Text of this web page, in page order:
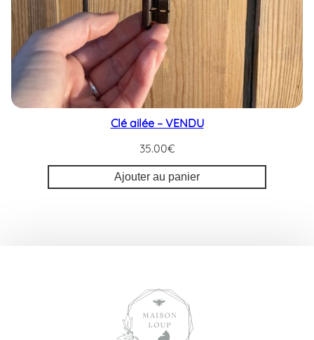
Clé ailée – VENDU
35.00€
Ajouter au panier